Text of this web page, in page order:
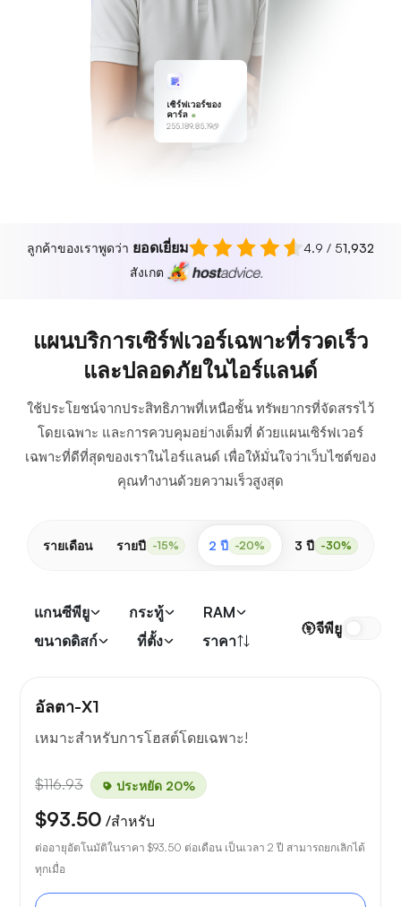
เซิร์ฟเวอร์ของ
คาร์ล
255.189.85.19
ลูกค้าของเราพูดว่า ยอดเยี่ยม 4.9 / 51,932
สังเกต
แผนบริการเซิร์ฟเวอร์เฉพาะที่รวดเร็ว
และปลอดภัยในไอร์แลนด์
ใช้ประโยชน์จากประสิทธิภาพที่เหนือชั้น ทรัพยากรที่จัดสรรไว้
โดยเฉพาะ และการควบคุมอย่างเต็มที่ ด้วยแผนเซิร์ฟเวอร์
เฉพาะที่ดีที่สุดของเราในไอร์แลนด์ เพื่อให้มั่นใจว่าเว็บไซต์ของ
คุณทำงานด้วยความเร็วสูงสุด
รายเดือน รายปี -15% 2 ปี -20% 3 ปี -30%
แกนซีพียู กระทู้
RAM
ขนาดดิสก์
ที่ตั้ง ราคา
จีพียู
อัลตา-X1
เหมาะสำหรับการโฮสต์โดยเฉพาะ!
$116.93 ประหยัด 20%
$93.50 /สำหรับ
ต่ออายุอัตโนมัติในราคา $93.50 ต่อเดือน เป็นเวลา 2 ปี สามารถยกเลิกได้
ทุกเมื่อ